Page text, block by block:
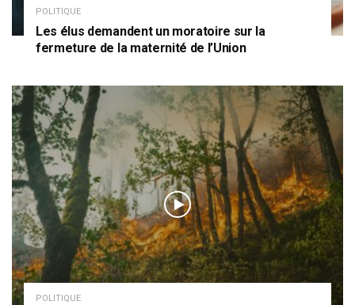
POLITIQUE
Les élus demandent un moratoire sur la
fermeture de la maternité de l’Union
POLITIQUE